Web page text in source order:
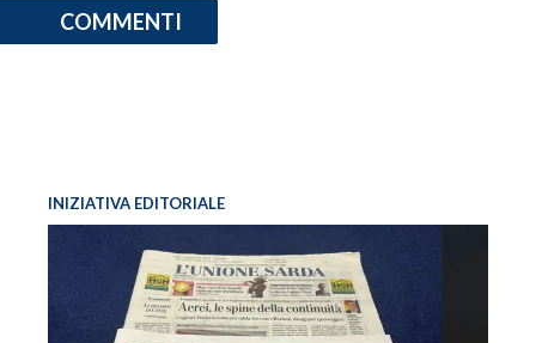
COMMENTI
INIZIATIVA EDITORIALE